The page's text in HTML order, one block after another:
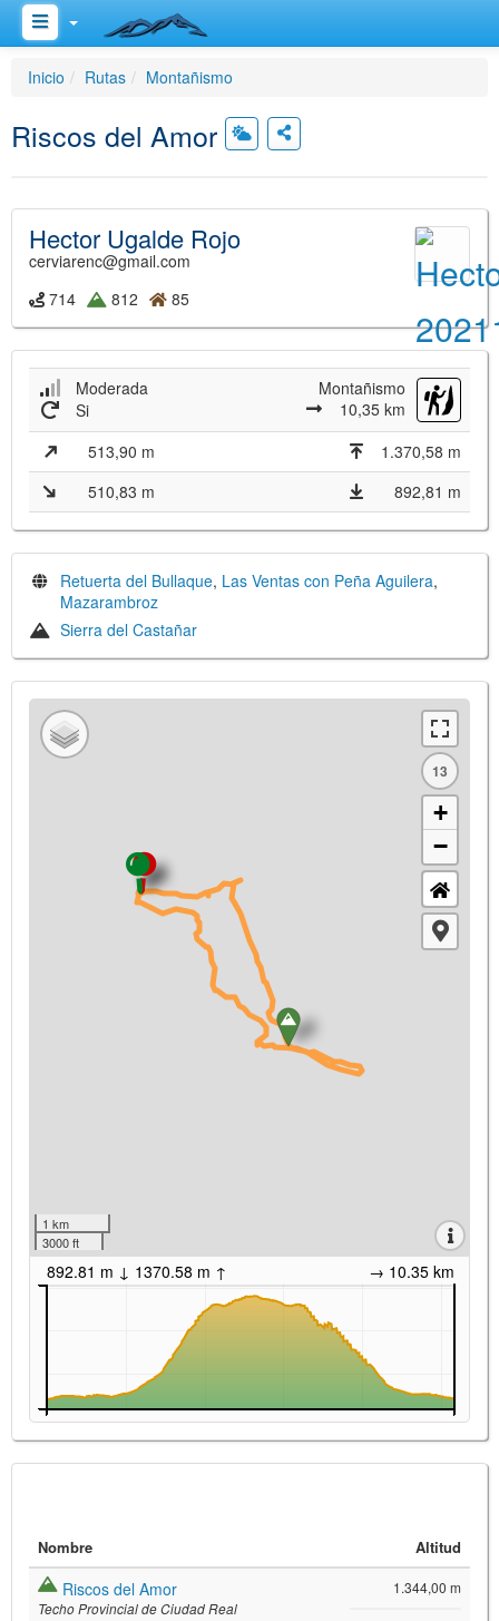
Inicio Rutas Montañismo
Riscos del Amor
Hector Ugalde Rojo
cerviarenc@gmail.com
714
812 85
Moderada
Montañismo
10,35 km
Si
513,90 m
1.370,58 m
510,83 m
892,81 m
Retuerta del Bullaque, Las Ventas con Peña Aguilera,
Mazarambroz
Sierra del Castañar
13
+
−
1 km
3000 ft
892.81 m ↓ 1370.58 m ↑ → 10.35 km
Nombre Altitud
Riscos del Amor
Techo Provincial de Ciudad Real
1.344,00 m